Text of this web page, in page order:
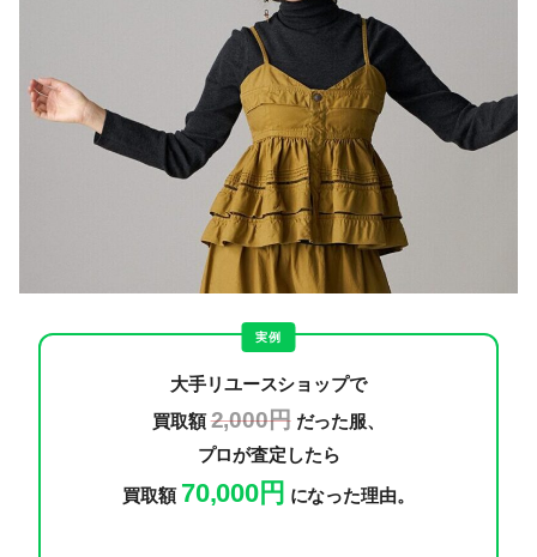
実例
大手リユースショップで
買取額2,000円だった服、
プロが査定したら
買取額 70,000円 になった理由。